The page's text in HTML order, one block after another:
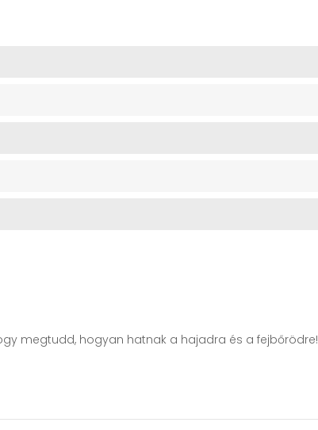
megtudd, hogyan hatnak a hajadra és a fejbőrödre!